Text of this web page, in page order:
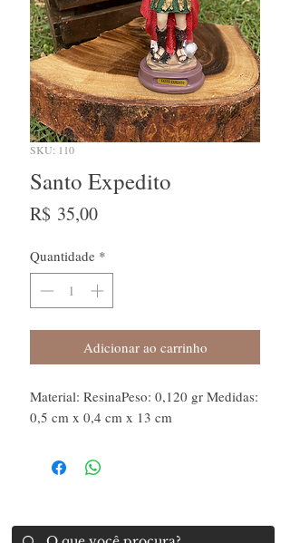
SKU: 110
Santo Expedito
R$ 35,00Preço
Quantidade *
Adicionar ao carrinho
Material: ResinaPeso: 0,120 gr Medidas:
0,5 cm x 0,4 cm x 13 cm